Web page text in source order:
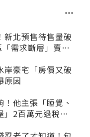
新北預售待售量破
需求斷層」賣壓
岸豪宅「房價又破
原因
！他主張「睡覺、
」2百萬元退稅照